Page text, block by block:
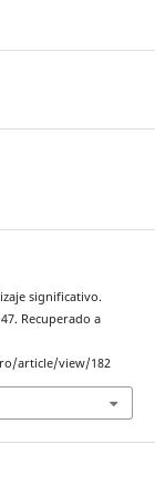
significativo.
Recuperado a
article/view/182